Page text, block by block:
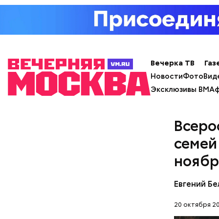
Вечерка ТВ
НовостиФото
Эксклюзивы ВМ
Евгений
20 октября
—
тушеном,
отдать
— Может
После
вывели
проверял